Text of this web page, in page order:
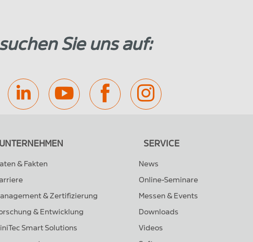
Sie uns auf:
UNTERNEHMEN
& Fakten
& Zertifizierung
& Entwicklung
Smart Solutions
SERVICE
News
Online-Seminare
Messen & Events
Downloads
Videos